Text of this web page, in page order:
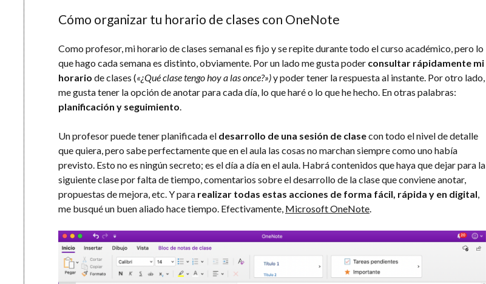
Cómo organizar tu horario de clases con OneNote
Como profesor, mi horario de clases semanal es fijo y se repite durante todo el curso académico, pero lo
que hago cada semana es distinto, obviamente. Por un lado me gusta poder consultar rápidamente mi
horario de clases («¿Qué clase tengo hoy a las once?»)y poder tener la respuesta al instante. Por otro lado,
me gusta tener la opción de anotar para cada día, lo que haré o lo que he hecho. En otras palabras:
planificación y seguimiento.
Un profesor puede tener planificada el desarrollo de una sesión de clasecon todo el nivel de detalle
que quiera, pero sabe perfectamente que en el aula las cosas no marchan siempre como uno había
previsto. Esto no es ningún secreto; es el día a día en el aula. Habrá contenidos que haya que dejar para la
siguiente clase por falta de tiempo, comentarios sobre el desarrollo de la clase que conviene anotar,
propuestas de mejora, etc. Y para realizar todas estas acciones de forma fácil, rápida y en digital,
me busqué un buen aliado hace tiempo. Efectivamente, Microsoft OneNote.